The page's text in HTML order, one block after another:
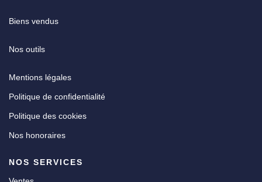
Biens vendus
Nos outils
Mentions légales
Politique de confidentialité
Politique des cookies
Nos honoraires
NOS SERVICES